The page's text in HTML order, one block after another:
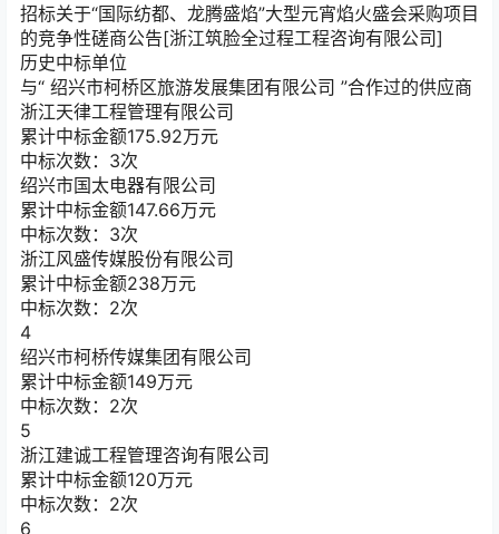
招标关于“国际纺都、龙腾盛焰”大型元宵焰火盛会采购项目
的竞争性磋商公告[浙江筑脸全过程工程咨询有限公司]
历史中标单位
与“ 绍兴市柯桥区旅游发展集团有限公司 ”合作过的供应商
浙江天律工程管理有限公司
累计中标金额175.92万元
中标次数：3次
绍兴市国太电器有限公司
累计中标金额147.66万元
中标次数：3次
浙江风盛传媒股份有限公司
累计中标金额238万元
中标次数：2次
4
绍兴市柯桥传媒集团有限公司
累计中标金额149万元
中标次数：2次
5
浙江建诚工程管理咨询有限公司
累计中标金额120万元
中标次数：2次
6